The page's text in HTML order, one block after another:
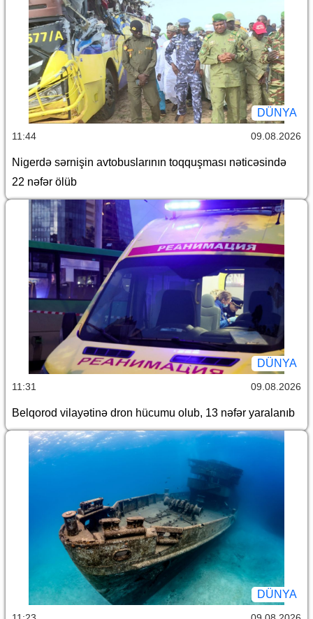
DÜNYA
11:44 09.08.2026
Nigerdə sərnişin avtobuslarının toqquşması nəticəsində
22 nəfər ölüb
DÜNYA
11:31 09.08.2026
Belqorod vilayətinə dron hücumu olub, 13 nəfər yaralanıb
DÜNYA